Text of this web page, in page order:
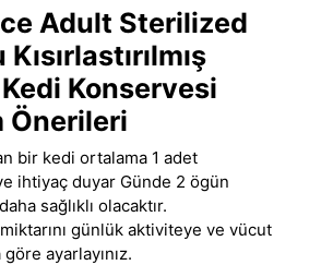
Adult Sterilized
Konservesi
Önerileri
bir kedi ortalama 1 adet
ihtiyaç duyar Günde 2 ögün
sağlıklı olacaktır.
günlük aktiviteye ve vücut
ayarlayınız.